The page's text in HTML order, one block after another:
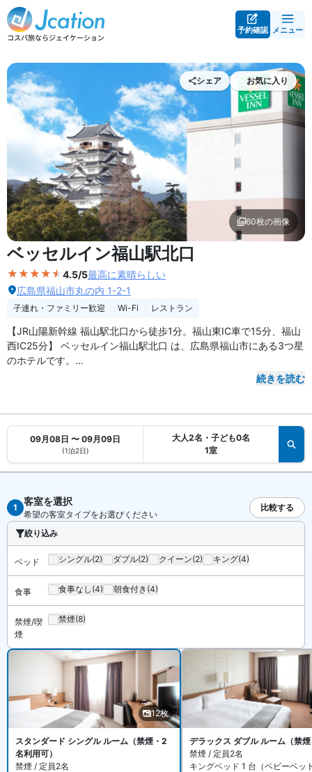
予約確認 メニュー
外観の写真を拡大表示
シェア お気に入り
60枚の画像
ベッセルイン福山駅北口
4.5/5最高に素晴らしい
広島県福山市丸の内 1-2-1
子連れ・ファミリー歓迎 Wi-Fi レストラン
【JR山陽新幹線 福山駅北口から徒歩1分。福山東IC車で15分、福山
西IC25分】 ベッセルイン福山駅北口 は、広島県福山市にある3つ星
のホテルです。
新幹線で約70分。JR「岡山駅」から新幹線ご利用の場合、約16分で
到着します。
山陽自動車道「福山東IC」は車で約15分。「福山西IC」は約25分で
【駐車場】あり（有料・115台分）
朝食は有料です。館内に朝食会場があります。最寄りのコンビニは
徒歩2分です。共用エリアの電子レンジやウェルカムドリンクサービ
スもご利用いただけます。
【館内施設・サービス】
客室数は全 117 室。インターネットは無料 WiFi 、有線LANをご利
用いただけます。
ベッセルイン福山駅北口 は禁煙ルームと喫煙できるお部屋がありま
す。詳細は各宿泊プランをご確認ください。
続きを読む
09月08日 〜 09月09日
(1泊2日)
大人2名・子ども0名
1室
1
客室を選択
希望の客室タイプをお選びください
比較する
絞り込み
ベッド シングル(2) ダブル(2) クイーン(2) キング(4)
食事 食事なし (4) 朝食付き (4)
禁煙/喫
煙
禁煙(8)
12枚
スタンダード シングル ルーム（禁煙・2
名利用可）
禁煙 / 定員2名
デラックス ダブル ルーム（禁
禁煙 / 定員2名
キングベッド 1 台（ベビーベッ